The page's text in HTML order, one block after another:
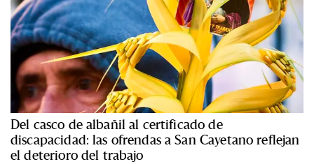
Del casco de albañil al certificado de
discapacidad: las ofrendas a San Cayetano reflejan
el deterioro del trabajo